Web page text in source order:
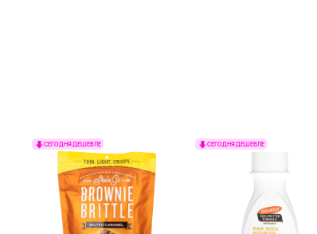
СЕГОДНЯ ДЕШЕВЛЕ СЕГОДНЯ ДЕШЕВЛЕ